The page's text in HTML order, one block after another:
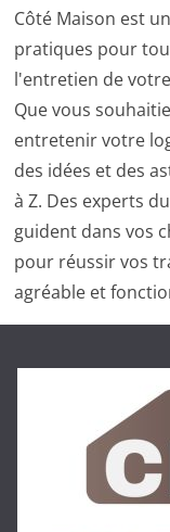
Côté Maison est
pratiques pour
l'entretien de
Que vous
entretenir votre
des idées et des
à Z. Des experts
guident dans vos
pour réussir vos
agréable et